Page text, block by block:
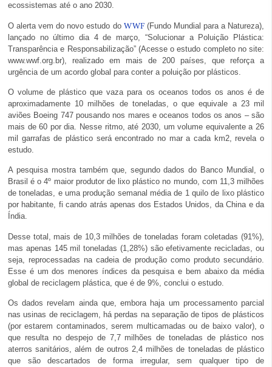
ecossistemas até o ano 2030.
O alerta vem do novo estudo do WWF(Fundo Mundial para a Natureza),
lançado no último dia 4 de março, “Solucionar a Poluição Plástica:
Transparência e Responsabilização” (Acesse o estudo completo no site:
www.wwf.org.br), realizado em mais de 200 países, que reforça a
urgência de um acordo global para conter a poluição por plásticos.
O volume de plástico que vaza para os oceanos todos os anos é de
aproximadamente 10 milhões de toneladas, o que equivale a 23 mil
aviões Boeing 747 pousando nos mares e oceanos todos os anos – são
mais de 60 por dia. Nesse ritmo, até 2030, um volume equivalente a 26
mil garrafas de plástico será encontrado no mar a cada km2, revela o
estudo.
A pesquisa mostra também que, segundo dados do Banco Mundial, o
Brasil é o 4º maior produtor de lixo plástico no mundo, com 11,3 milhões
de toneladas, e uma produção semanal média de 1 quilo de lixo plástico
por habitante, fi cando atrás apenas dos Estados Unidos, da China e da
Índia.
Desse total, mais de 10,3 milhões de toneladas foram coletadas (91%),
mas apenas 145 mil toneladas (1,28%) são efetivamente recicladas, ou
seja, reprocessadas na cadeia de produção como produto secundário.
Esse é um dos menores índices da pesquisa e bem abaixo da média
global de reciclagem plástica, que é de 9%, conclui o estudo.
Os dados revelam ainda que, embora haja um processamento parcial
nas usinas de reciclagem, há perdas na separação de tipos de plásticos
(por estarem contaminados, serem multicamadas ou de baixo valor), o
que resulta no despejo de 7,7 milhões de toneladas de plástico nos
aterros sanitários, além de outros 2,4 milhões de toneladas de plástico
que são descartados de forma irregular, sem qualquer tipo de